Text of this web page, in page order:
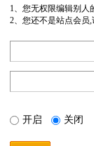
1、您无权限编辑别人
2、您还不是站点会员
开启 关闭